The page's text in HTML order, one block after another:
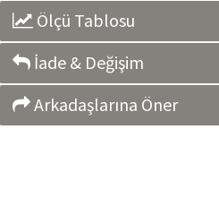
Ölçü Tablosu
İade & Değişim
Arkadaşlarına Öner